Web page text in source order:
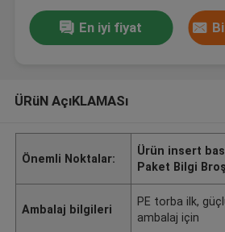
En iyi fiyat
ÜRüN AçıKLAMASı
Önemli Noktalar:
Ürün insert
Paket Bilgi
Ambalaj bilgileri
PE torba ilk,
ambalaj için